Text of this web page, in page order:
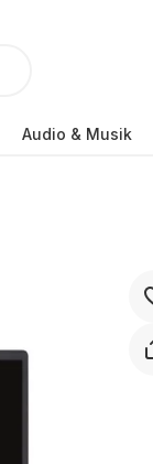
Audio & Musik